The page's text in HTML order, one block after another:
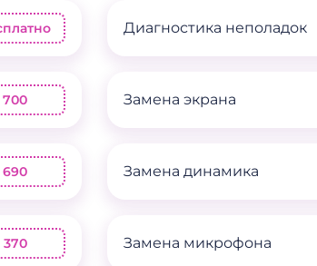
Диагностика неполадок
700 Замена экрана
690 Замена динамика
370 Замена микрофона